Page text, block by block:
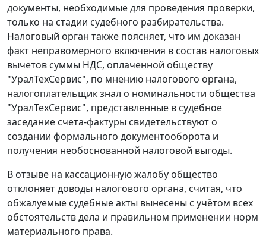
документы, необходимые для проведения проверки,
только на стадии судебного разбирательства.
Налоговый орган также поясняет, что им доказан
факт неправомерного включения в состав налоговых
вычетов суммы НДС, оплаченной обществу
"УралТехСервис", по мнению налогового органа,
налогоплательщик знал о номинальности общества
"УралТехСервис", представленные в судебное
заседание счета-фактуры свидетельствуют о
создании формального документооборота и
получения необоснованной налоговой выгоды.
В отзыве на кассационную жалобу общество
отклоняет доводы налогового органа, считая, что
обжалуемые судебные акты вынесены с учётом всех
обстоятельств дела и правильном применении норм
материального права.